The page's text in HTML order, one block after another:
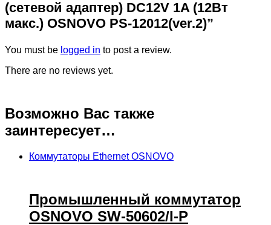
(сетевой адаптер) DC12V 1A (12Вт
макс.) OSNOVO PS-12012(ver.2)”
You must be logged in to post a review.
There are no reviews yet.
Возможно Вас также
заинтересует…
Коммутаторы Ethernet OSNOVO
Промышленный коммутатор
OSNOVO SW-50602/I-P